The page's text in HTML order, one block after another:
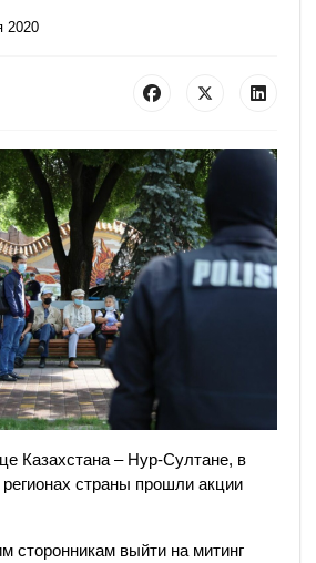
2020
Казахстана – Нур-Султане, в
страны прошли акции
сторонникам выйти на митинг